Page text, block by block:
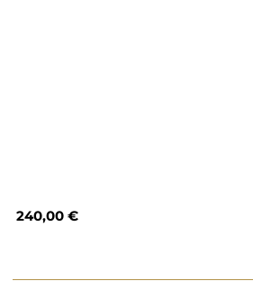
240,00 €